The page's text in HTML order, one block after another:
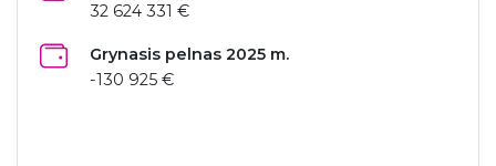
32 624 331 €
Grynasis pelnas 2025 m.
-130 925 €